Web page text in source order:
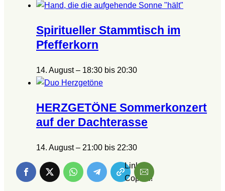
Spiritueller Stammtisch im
Pfefferkorn
14. August – 18:30 bis 20:30
HERZGETÖNE Sommerkonzert
auf der Dachterasse
14. August – 21:00 bis 22:30
Link is
Copied!